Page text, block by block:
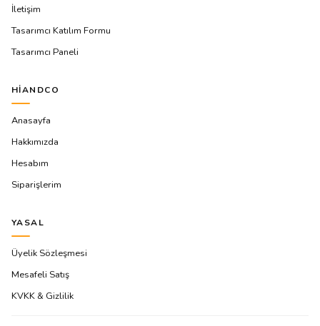
İletişim
Tasarımcı Katılım Formu
Tasarımcı Paneli
HIANDCO
Anasayfa
Hakkımızda
Hesabım
Siparişlerim
YASAL
Üyelik Sözleşmesi
Mesafeli Satış
KVKK & Gizlilik